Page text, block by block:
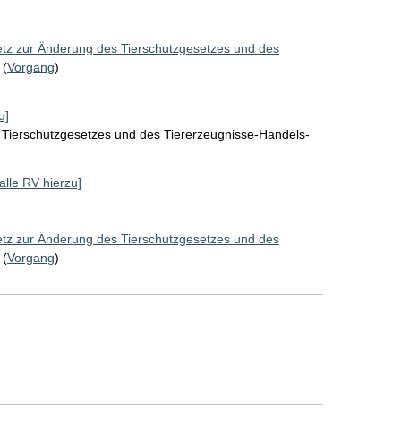
zur Änderung des Tierschutzgesetzes und des
Vorgang)
und des Tiererzeugnisse-Handels-
RV hierzu]
zur Änderung des Tierschutzgesetzes und des
Vorgang)